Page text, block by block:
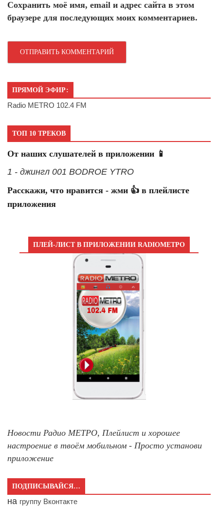
Сохранить моё имя, email и адрес сайта в этом
браузере для последующих моих комментариев.
ПРЯМОЙ ЭФИР:
Radio METRO 102.4 FM
ТОП 10 ТРЕКОВ
От наших слушателей в приложении 📱
1 - джингл 001 BODROE YTRO
Расскажи, что нравится - жми 👍 в плейлисте
приложения
ПЛЕЙ-ЛИСТ В ПРИЛОЖЕНИИ RADIOМЕТРО
Новости Радио МЕТРО, Плейлист и хорошее
настроение в твоём мобильном - Просто установи
приложение
ПОДПИСЫВАЙСЯ…
на группу Вконтакте